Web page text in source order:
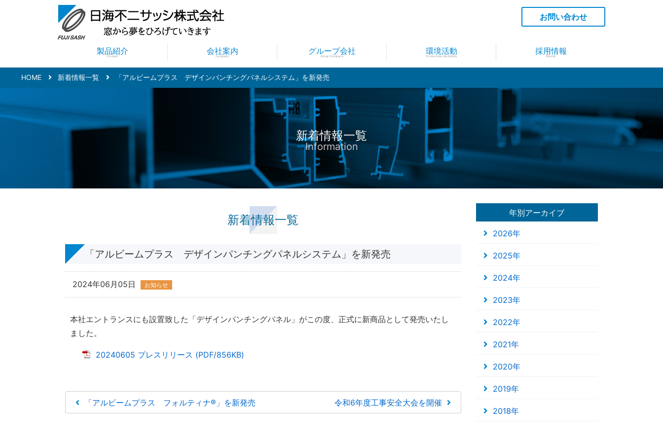
お問い合わせ
製品紹介
Product
会社案内
Company
グループ会社
Group Company
環境活動
Environmental Activity
採用情報
Recruit
HOME 新着情報一覧 「アルビームプラス デザインパンチングパネルシステム」を新発売
新着情報一覧
Information
新着情報一覧
「アルビームプラス デザインパンチングパネルシステム」を新発売
2024年06月05日 お知らせ
本社エントランスにも設置致した「デザインパンチングパネル」がこの度、正式に新商品として発売いたし
ました。
20240605 プレスリリース (PDF/856KB)
「アルビームプラス フォルティナ®」を新発売 令和6年度工事安全大会を開催
年別アーカイブ
2026年
2025年
2024年
2023年
2022年
2021年
2020年
2019年
2018年